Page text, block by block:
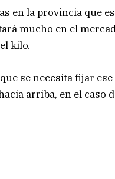
en la provincia que
mucho en el
kilo.
se necesita fijar
arriba, en el caso